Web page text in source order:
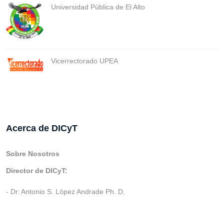
Universidad Pública de El Alto
Vicerrectorado UPEA
Acerca de DICyT
Sobre Nosotros
Director de DICyT:
- Dr. Antonio S. López Andrade Ph. D.